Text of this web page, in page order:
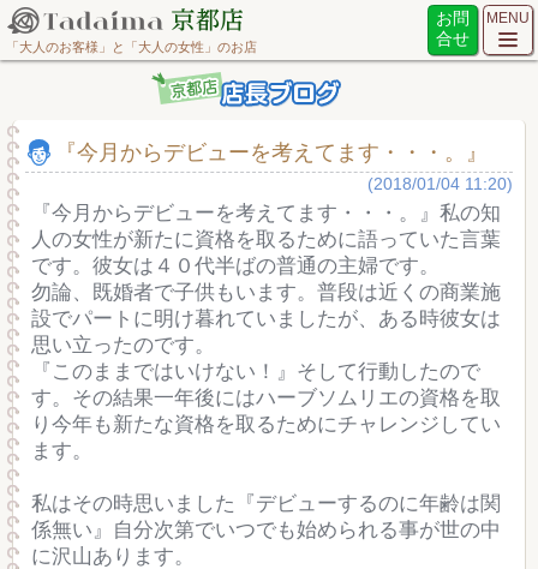
「大人のお客様」と「大人の女性」のお店
お問
合せ
MENU
『今月からデビューを考えてます・・・。』
(2018/01/04 11:20)
『今月からデビューを考えてます・・・。』私の知
人の女性が新たに資格を取るために語っていた言葉
です。彼女は４０代半ばの普通の主婦です。
勿論、既婚者で子供もいます。普段は近くの商業施
設でパートに明け暮れていましたが、ある時彼女は
思い立ったのです。
『このままではいけない！』そして行動したので
す。その結果一年後にはハーブソムリエの資格を取
り今年も新たな資格を取るためにチャレンジしてい
ます。
私はその時思いました『デビューするのに年齢は関
係無い』自分次第でいつでも始められる事が世の中
に沢山あります。